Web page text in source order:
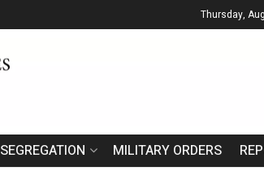
Thursday,
SEGREGATION MILITARY ORDERS